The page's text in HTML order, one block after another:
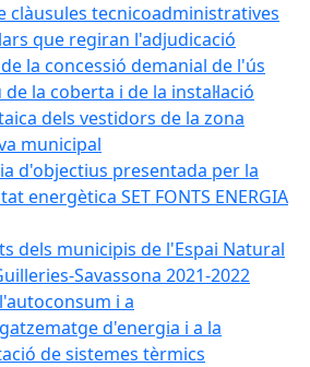
clàusules tecnicoadministratives
que regiran l'adjudicació
la concessió demanial de l'ús
la coberta i de la instal·lació
dels vestidors de la zona
municipal
d'objectius presentada per la
energètica SET FONTS ENERGIA
dels municipis de l'Espai Natural
Savassona 2021-2022
i a
d'energia i a la
de sistemes tèrmics